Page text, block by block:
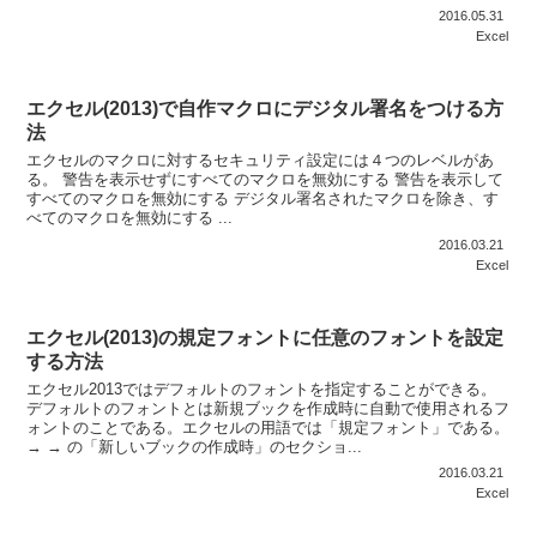
2016.05.31
Excel
エクセル(2013)で自作マクロにデジタル署名をつける方
法
エクセルのマクロに対するセキュリティ設定には４つのレベルがあ
る。 警告を表示せずにすべてのマクロを無効にする 警告を表示して
すべてのマクロを無効にする デジタル署名されたマクロを除き、す
べてのマクロを無効にする ...
2016.03.21
Excel
エクセル(2013)の規定フォントに任意のフォントを設定
する方法
エクセル2013ではデフォルトのフォントを指定することができる。
デフォルトのフォントとは新規ブックを作成時に自動で使用されるフ
ォントのことである。エクセルの用語では「規定フォント」である。
→ → の「新しいブックの作成時」のセクショ...
2016.03.21
Excel